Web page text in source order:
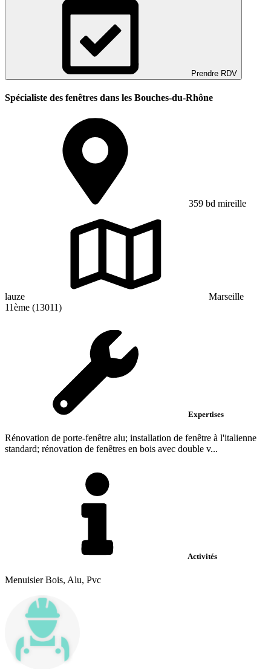
Prendre RDV
Spécialiste des fenêtres dans les Bouches-du-Rhône
359 bd mireille
lauze
Marseille
11ème (13011)
Expertises
Rénovation de porte-fenêtre alu; installation de fenêtre à l'italienne
standard; rénovation de fenêtres en bois avec double v...
Activités
Menuisier Bois, Alu, Pvc